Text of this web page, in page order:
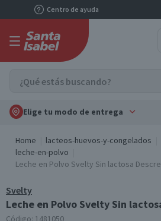
Centro de ayuda
Elige tu modo de entrega
Home lacteos-huevos-y-congelados
leche-en-polvo
Leche en Polvo Svelty Sin lactosa
Svelty
Leche en Polvo Svelty Sin
Código: 1481050